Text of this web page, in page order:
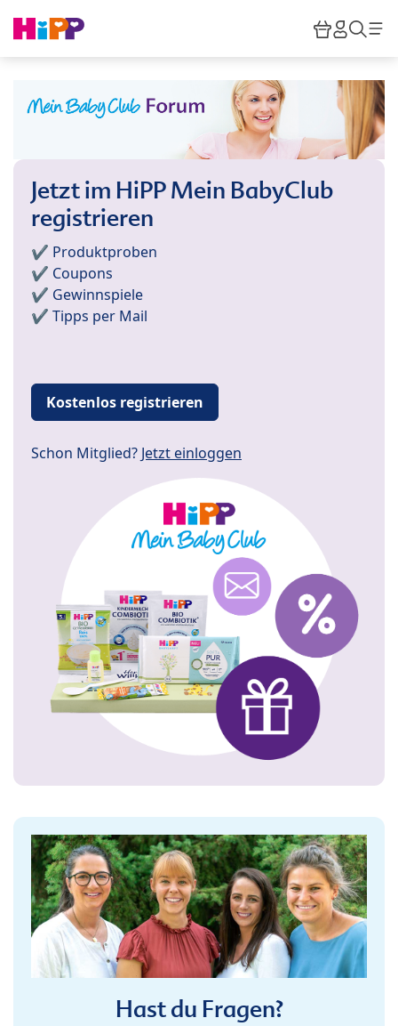
HiPP
Jetzt im HiPP Mein BabyClub
registrieren
✔️ Produktproben
✔️ Coupons
✔️ Gewinnspiele
✔️ Tipps per Mail
Kostenlos registrieren
Schon Mitglied? Jetzt einloggen
Hast du Fragen?